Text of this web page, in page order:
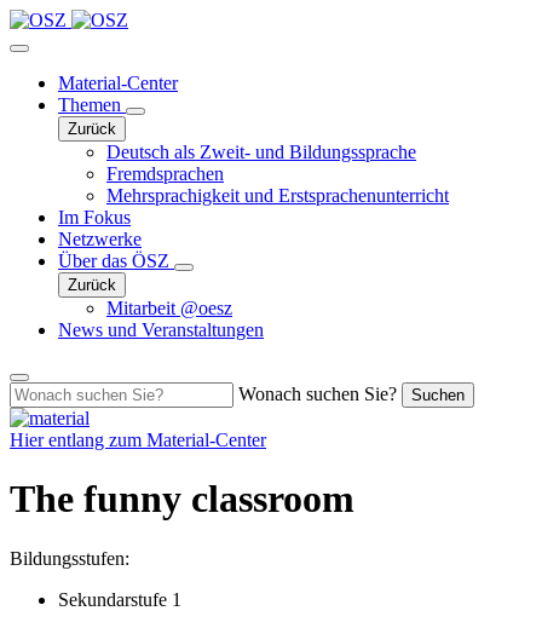
Material-Center
Themen
Zurück
Deutsch als Zweit- und Bildungssprache
Fremdsprachen
Mehrsprachigkeit und Erstsprachenunterricht
Im Fokus
Netzwerke
Über das ÖSZ
Zurück
Mitarbeit @oesz
News und Veranstaltungen
Wonach suchen Sie? Suchen
Hier entlang zum Material-Center
The funny classroom
Bildungsstufen:
Sekundarstufe 1